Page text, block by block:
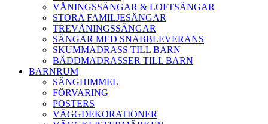
VÅNINGSSÄNGAR & LOFTSÄNGAR
STORA FAMILJESÄNGAR
TREVÅNINGSSÄNGAR
SÄNGAR MED SNABBLEVERANS
SKUMMADRASS TILL BARN
BÄDDMADRASSER TILL BARN
BARNRUM
SÄNGHIMMEL
FÖRVARING
POSTERS
VÄGGDEKORATIONER